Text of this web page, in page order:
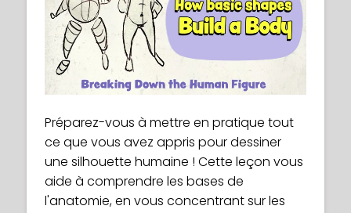
Préparez-vous à mettre en pratique tout
ce que vous avez appris pour dessiner
une silhouette humaine ! Cette leçon vous
aide à comprendre les bases de
l'anatomie, en vous concentrant sur les